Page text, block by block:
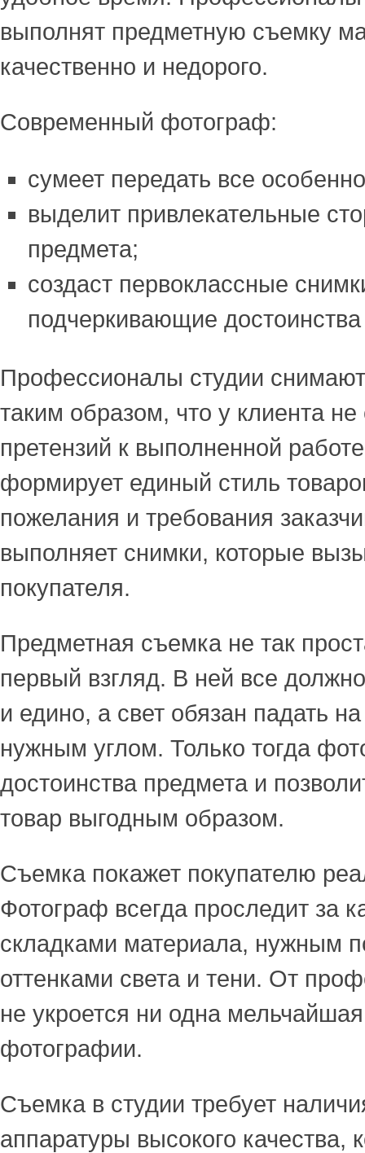
выполнят предметную съемку
качественно и недорого.
Современный фотограф:
сумеет передать все
выделит привлекательные
предмета;
создаст первоклассные
подчеркивающие
Профессионалы студии
таким образом, что у клиента не
претензий к выполненной
формирует единый стиль
пожелания и требования
выполняет снимки, которые
покупателя.
Предметная съемка не так
первый взгляд. В ней все
и едино, а свет обязан падать
нужным углом. Только тогда
достоинства предмета и
товар выгодным образом.
Съемка покажет покупателю
Фотограф всегда проследит за
складками материала, нужным
оттенками света и тени. От
не укроется ни одна
фотографии.
Съемка в студии требует
аппаратуры высокого качества,